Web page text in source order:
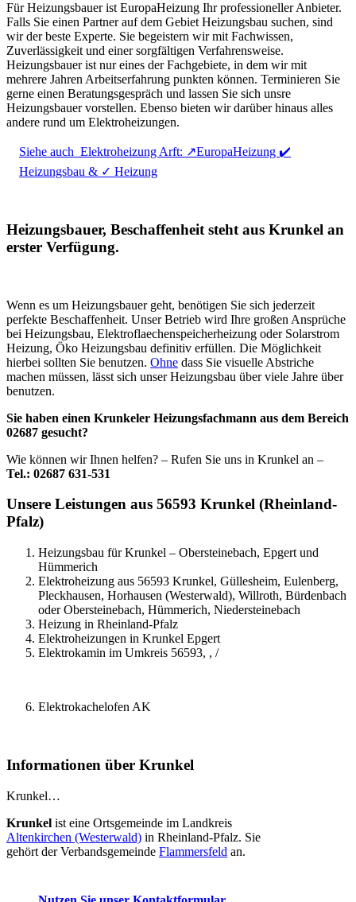
Für Heizungsbauer ist EuropaHeizung Ihr professioneller Anbieter.
Falls Sie einen Partner auf dem Gebiet Heizungsbau suchen, sind
wir der beste Experte. Sie begeistern wir mit Fachwissen,
Zuverlässigkeit und einer sorgfältigen Verfahrensweise.
Heizungsbauer ist nur eines der Fachgebiete, in dem wir mit
mehrere Jahren Arbeitserfahrung punkten können. Terminieren Sie
gerne einen Beratungsgespräch und lassen Sie sich unsre
Heizungsbauer vorstellen. Ebenso bieten wir darüber hinaus alles
andere rund um Elektroheizungen.
Siehe auch Elektroheizung Arft: ↗️EuropaHeizung ✔️
Heizungsbau & ✓ Heizung
Heizungsbauer, Beschaffenheit steht aus Krunkel an
erster Verfügung.
Wenn es um Heizungsbauer geht, benötigen Sie sich jederzeit
perfekte Beschaffenheit. Unser Betrieb wird Ihre großen Ansprüche
bei Heizungsbau, Elektroflaechenspeicherheizung oder Solarstrom
Heizung, Öko Heizungsbau definitiv erfüllen. Die Möglichkeit
hierbei sollten Sie benutzen. Ohne dass Sie visuelle Abstriche
machen müssen, lässt sich unser Heizungsbau über viele Jahre über
benutzen.
Sie haben einen Krunkeler Heizungsfachmann aus dem Bereich
02687 gesucht?
Wie können wir Ihnen helfen? – Rufen Sie uns in Krunkel an –
Tel.: 02687 631-531
Unsere Leistungen aus 56593 Krunkel (Rheinland-
Pfalz)
Heizungsbau für Krunkel – Obersteinebach, Epgert und
Hümmerich
Elektroheizung aus 56593 Krunkel, Güllesheim, Eulenberg,
Pleckhausen, Horhausen (Westerwald), Willroth, Bürdenbach
oder Obersteinebach, Hümmerich, Niedersteinebach
Heizung in Rheinland-Pfalz
Elektroheizungen in Krunkel Epgert
Elektrokamin im Umkreis 56593, , /
Elektrokachelofen AK
Informationen über Krunkel
Krunkel…
Krunkel ist eine Ortsgemeinde im Landkreis
Altenkirchen (Westerwald) in Rheinland-Pfalz. Sie
gehört der Verbandsgemeinde Flammersfeld an.